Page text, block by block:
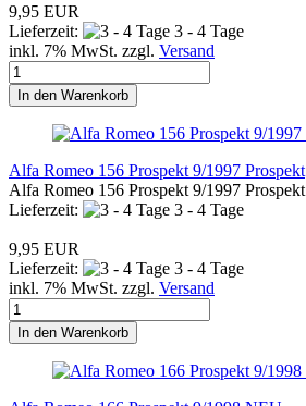
9,95 EUR
Lieferzeit:
3 - 4 Tage
inkl. 7% MwSt. zzgl. Versand
In den Warenkorb
Alfa Romeo 156 Prospekt 9/1997 Prospekt
Alfa Romeo 156 Prospekt 9/1997 Prospekt
Lieferzeit:
3 - 4 Tage
9,95 EUR
Lieferzeit:
3 - 4 Tage
inkl. 7% MwSt. zzgl. Versand
In den Warenkorb